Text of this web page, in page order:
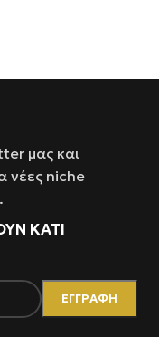
μας και
νέες niche
ΚΑΤΙ